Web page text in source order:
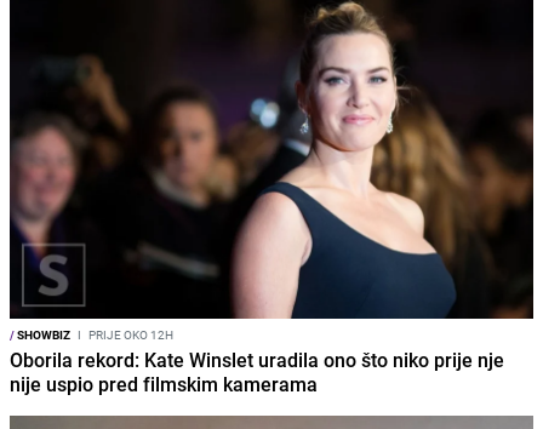
/SHOWBIZ I PRIJE OKO 12H
Oborila rekord: Kate Winslet uradila ono što niko prije nje
nije uspio pred filmskim kamerama